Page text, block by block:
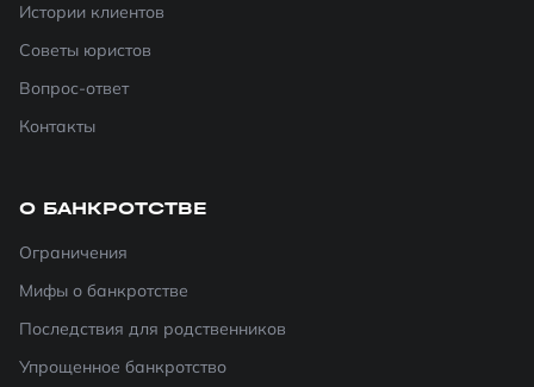
Истории клиентов
Советы юристов
Вопрос-ответ
Контакты
О БАНКРОТСТВЕ
Ограничения
Мифы о банкротстве
Последствия для родственников
Упрощенное банкротство